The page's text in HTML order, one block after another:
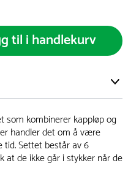
til i handlekurv
i Skanderborg, Danmark -
mer enn 5000 produkter
som kombinerer kappløp og
handler det om å være
Settet består av 6
at de ikke går i stykker når de